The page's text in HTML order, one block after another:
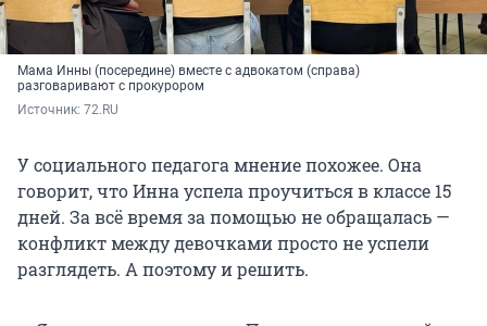
Мама Инны (посередине) вместе с адвокатом (справа)
разговаривают с прокурором
Источник: 72.RU
У социального педагога мнение похожее. Она
говорит, что Инна успела проучиться в классе 15
дней. За всё время за помощью не обращалась —
конфликт между девочками просто не успели
разглядеть. А поэтому и решить.